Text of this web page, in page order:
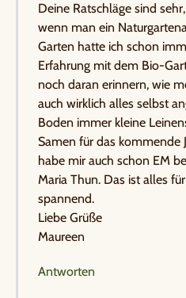
Deine Ratschläge sind
wenn man ein
Garten hatte ich schon
Erfahrung mit dem Bio-
noch daran erinnern, wie
auch wirklich alles selbst
Boden immer kleine
Samen für das kommende
habe mir auch schon EM
Maria Thun. Das ist alles
spannend.
Liebe Grüße
Maureen
Antworten